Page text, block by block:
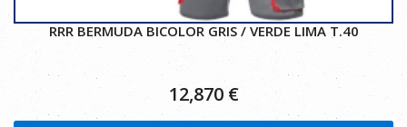
RRR BERMUDA BICOLOR GRIS / VERDE LIMA T.40
12,870 €